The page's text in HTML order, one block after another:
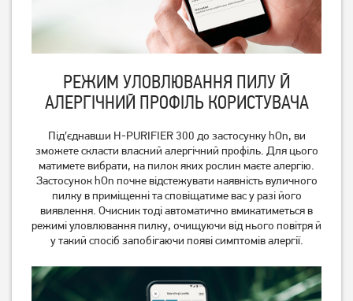
РЕЖИМ УЛОВЛЮВАННЯ ПИЛУ Й
АЛЕРГІЧНИЙ ПРОФІЛЬ КОРИСТУВАЧА
Під′єднавши H-PURIFIER 300 до застосунку hOn, ви
зможете скласти власний алергічний профіль. Для цього
матимете вибрати, на пилок яких рослин маєте алергію.
Застосунок hOn почне відстежувати наявність вуличного
пилку в приміщенні та сповіщатиме вас у разі його
виявлення. Очисник тоді автоматично вмикатиметься в
режимі уловлювання пилку, очищуючи від нього повітря й
у такий спосіб запобігаючи появі симптомів алергії.